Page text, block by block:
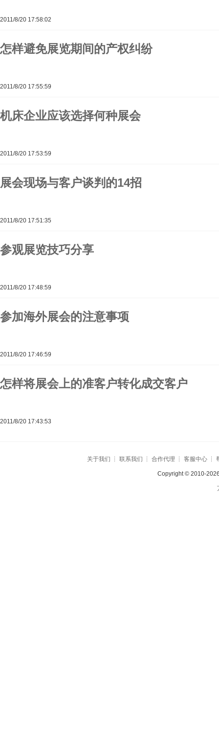
2011/8/20 17:58:02
怎样避免展览期间的产权纠纷
2011/8/20 17:55:59
机床企业应该选择何种展会
2011/8/20 17:53:59
展会现场与客户谈判的14招
2011/8/20 17:51:35
参观展览技巧分享
2011/8/20 17:48:59
参加海外展会的注意事项
2011/8/20 17:46:59
怎样将展会上的准客户转化成交客户
2011/8/20 17:43:53
关于我们 ┊联系我们 ┊合作代理 ┊客服中心 ┊
Copyright © 2010-